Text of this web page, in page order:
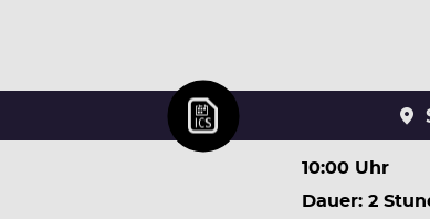
10:00 Uhr
Dauer: 2